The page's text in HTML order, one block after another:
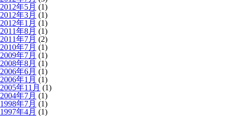
2012年5月 (1)
2012年3月 (1)
2012年1月 (1)
2011年8月 (1)
2011年7月 (2)
2010年7月 (1)
2009年7月 (1)
2008年8月 (1)
2006年6月 (1)
2006年1月 (1)
2005年11月 (1)
2004年7月 (1)
1998年7月 (1)
1997年4月 (1)